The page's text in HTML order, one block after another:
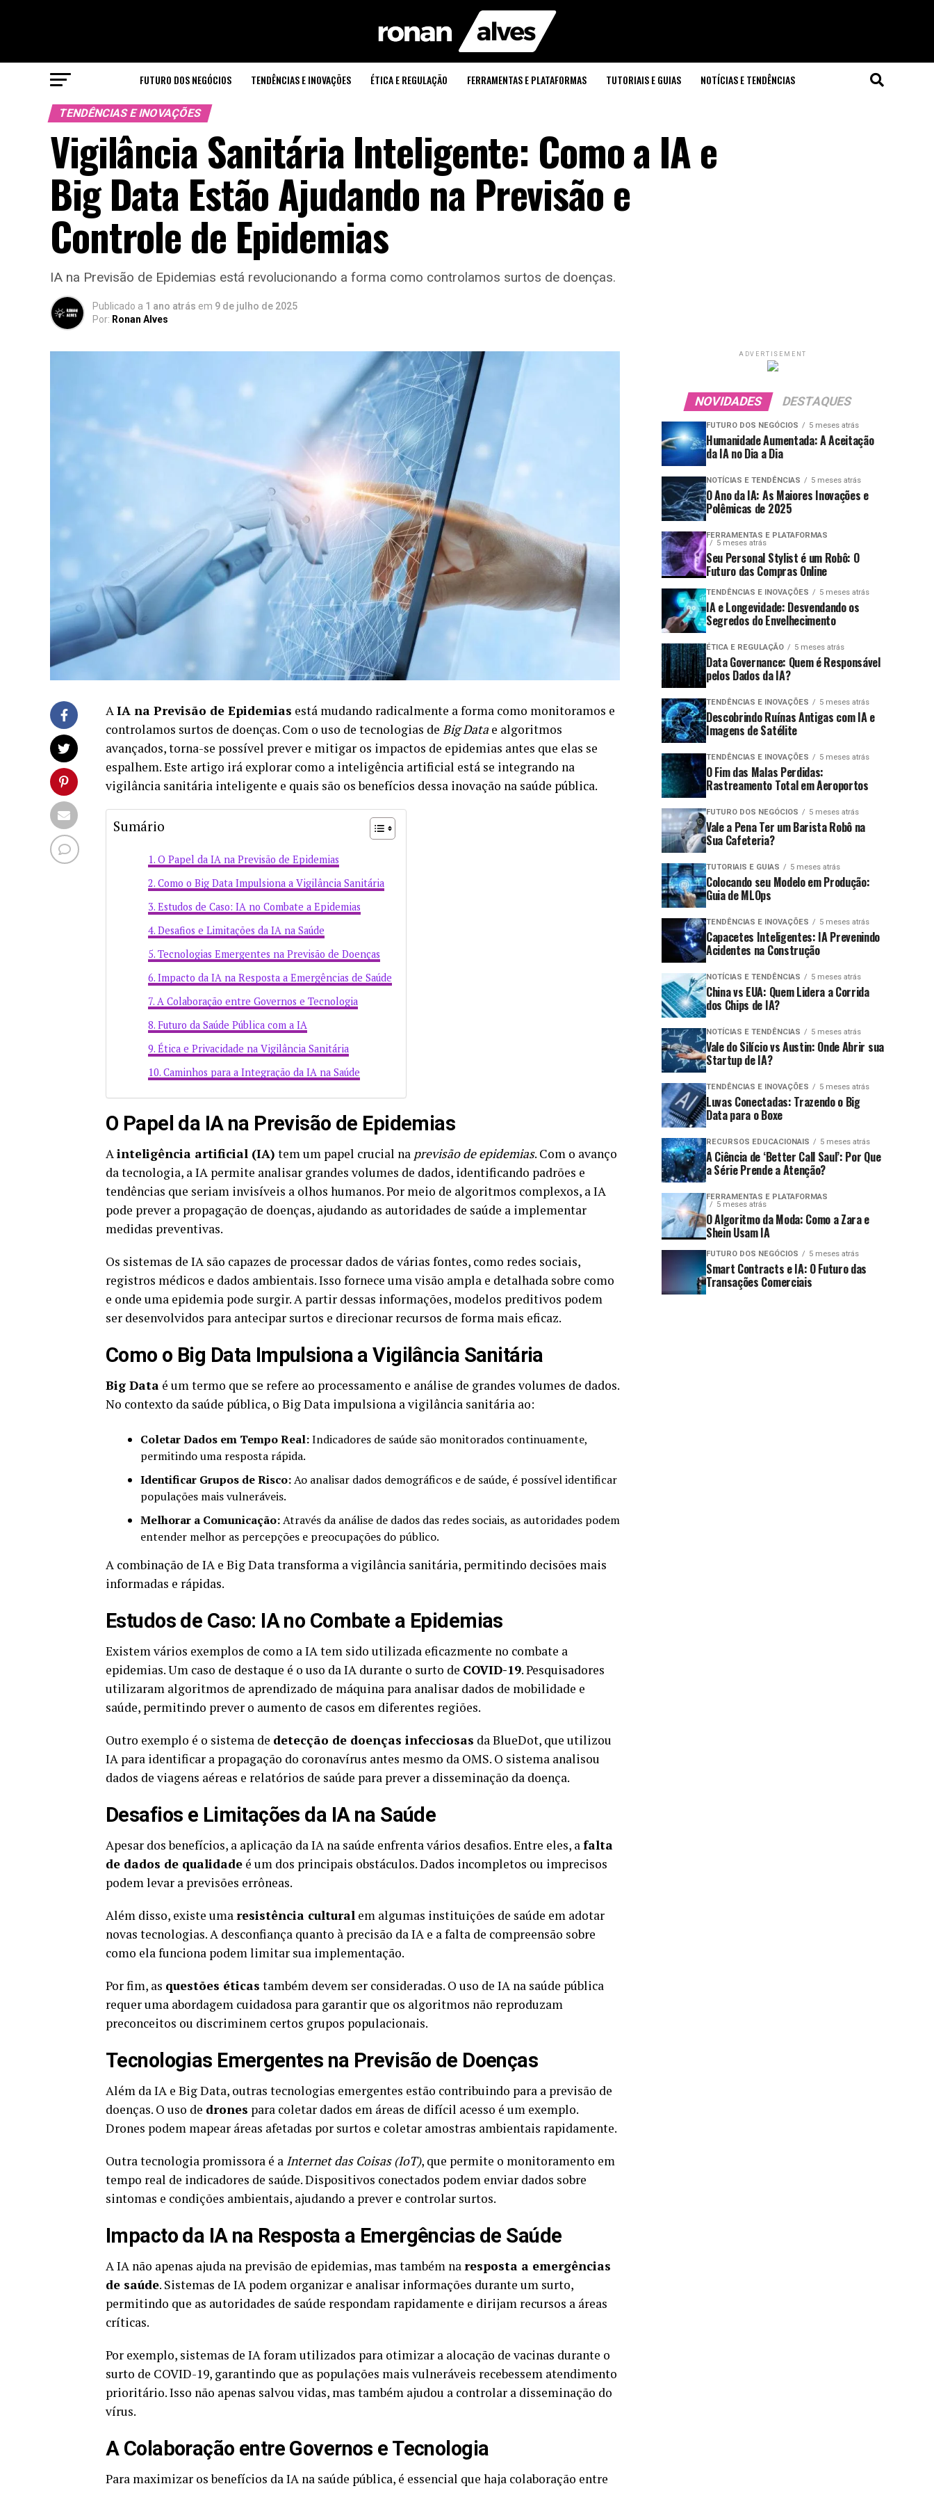
FUTURO DOS NEGÓCIOS TENDÊNCIAS E INOVAÇÕES ÉTICA E REGULAÇÃO FERRAMENTAS E PLATAFORMAS TUTORIAIS E GUIAS NOTÍCIAS E TENDÊNCIAS
TENDÊNCIAS E INOVAÇÕES
Vigilância Sanitária Inteligente: Como a IA e
Big Data Estão Ajudando na Previsão e
Controle de Epidemias
IA na Previsão de Epidemias está revolucionando a forma como controlamos surtos de doenças.
Publicado a 1 ano atrás em 9 de julho de 2025
Por: Ronan Alves
AIA na Previsão de Epidemias está mudando radicalmente a forma como monitoramos e
controlamos surtos de doenças. Com o uso de tecnologias de Big Data e algoritmos
avançados, torna-se possível prever e mitigar os impactos de epidemias antes que elas se
espalhem. Este artigo irá explorar como a inteligência artificial está se integrando na
vigilância sanitária inteligente e quais são os benefícios dessa inovação na saúde pública.
Sumário
O Papel da IA na Previsão de Epidemias
Como o Big Data Impulsiona a Vigilância Sanitária
Estudos de Caso: IA no Combate a Epidemias
Desafios e Limitações da IA na Saúde
Tecnologias Emergentes na Previsão de Doenças
Impacto da IA na Resposta a Emergências de Saúde
A Colaboração entre Governos e Tecnologia
Futuro da Saúde Pública com a IA
Ética e Privacidade na Vigilância Sanitária
Caminhos para a Integração da IA na Saúde
O Papel da IA na Previsão de Epidemias
Ainteligência artificial (IA) tem um papel crucial na previsão de epidemias. Com o avanço
da tecnologia, a IA permite analisar grandes volumes de dados, identificando padrões e
tendências que seriam invisíveis a olhos humanos. Por meio de algoritmos complexos, a IA
pode prever a propagação de doenças, ajudando as autoridades de saúde a implementar
medidas preventivas.
Os sistemas de IA são capazes de processar dados de várias fontes, como redes sociais,
registros médicos e dados ambientais. Isso fornece uma visão ampla e detalhada sobre como
e onde uma epidemia pode surgir. A partir dessas informações, modelos preditivos podem
ser desenvolvidos para antecipar surtos e direcionar recursos de forma mais eficaz.
Como o Big Data Impulsiona a Vigilância Sanitária
Big Data é um termo que se refere ao processamento e análise de grandes volumes de dados.
No contexto da saúde pública, o Big Data impulsiona a vigilância sanitária ao:
Coletar Dados em Tempo Real:Indicadores de saúde são monitorados continuamente,
permitindo uma resposta rápida.
Identificar Grupos de Risco:Ao analisar dados demográficos e de saúde, é possível identificar
populações mais vulneráveis.
Melhorar a Comunicação:Através da análise de dados das redes sociais, as autoridades podem
entender melhor as percepções e preocupações do público.
A combinação de IA e Big Data transforma a vigilância sanitária, permitindo decisões mais
informadas e rápidas.
Estudos de Caso: IA no Combate a Epidemias
Existem vários exemplos de como a IA tem sido utilizada eficazmente no combate a
epidemias. Um caso de destaque é o uso da IA durante o surto de COVID-19. Pesquisadores
utilizaram algoritmos de aprendizado de máquina para analisar dados de mobilidade e
saúde, permitindo prever o aumento de casos em diferentes regiões.
Outro exemplo é o sistema de detecção de doenças infecciosas da BlueDot, que utilizou
IA para identificar a propagação do coronavírus antes mesmo da OMS. O sistema analisou
dados de viagens aéreas e relatórios de saúde para prever a disseminação da doença.
Desafios e Limitações da IA na Saúde
Apesar dos benefícios, a aplicação da IA na saúde enfrenta vários desafios. Entre eles, afalta
de dados de qualidade é um dos principais obstáculos. Dados incompletos ou imprecisos
podem levar a previsões errôneas.
Além disso, existe umaresistência cultural em algumas instituições de saúde em adotar
novas tecnologias. A desconfiança quanto à precisão da IA e a falta de compreensão sobre
como ela funciona podem limitar sua implementação.
Por fim, as questões éticas também devem ser consideradas. O uso de IA na saúde pública
requer uma abordagem cuidadosa para garantir que os algoritmos não reproduzam
preconceitos ou discriminem certos grupos populacionais.
Tecnologias Emergentes na Previsão de Doenças
Além da IA e Big Data, outras tecnologias emergentes estão contribuindo para a previsão de
doenças. O uso de drones para coletar dados em áreas de difícil acesso é um exemplo.
Drones podem mapear áreas afetadas por surtos e coletar amostras ambientais rapidamente.
Outra tecnologia promissora é a Internet das Coisas (IoT), que permite o monitoramento em
tempo real de indicadores de saúde. Dispositivos conectados podem enviar dados sobre
sintomas e condições ambientais, ajudando a prever e controlar surtos.
Impacto da IA na Resposta a Emergências de Saúde
A IA não apenas ajuda na previsão de epidemias, mas também naresposta a emergências
de saúde. Sistemas de IA podem organizar e analisar informações durante um surto,
permitindo que as autoridades de saúde respondam rapidamente e dirijam recursos a áreas
críticas.
Por exemplo, sistemas de IA foram utilizados para otimizar a alocação de vacinas durante o
surto de COVID-19, garantindo que as populações mais vulneráveis recebessem atendimento
prioritário. Isso não apenas salvou vidas, mas também ajudou a controlar a disseminação do
vírus.
A Colaboração entre Governos e Tecnologia
Para maximizar os benefícios da IA na saúde pública, é essencial que haja colaboração entre
ADVERTISEMENT
NOVIDADES DESTAQUES
FUTURO DOS NEGÓCIOS 5 meses atrás
Humanidade Aumentada: A Aceitação
da IA no Dia a Dia
NOTÍCIAS E TENDÊNCIAS 5 meses atrás
O Ano da IA: As Maiores Inovações e
Polêmicas de 2025
FERRAMENTAS E PLATAFORMAS
5 meses atrás
Seu Personal Stylist é um Robô: O
Futuro das Compras Online
TENDÊNCIAS E INOVAÇÕES 5 meses atrás
IA e Longevidade: Desvendando os
Segredos do Envelhecimento
ÉTICA E REGULAÇÃO 5 meses atrás
Data Governance: Quem é Responsável
pelos Dados da IA?
TENDÊNCIAS E INOVAÇÕES 5 meses atrás
Descobrindo Ruínas Antigas com IA e
Imagens de Satélite
TENDÊNCIAS E INOVAÇÕES 5 meses atrás
O Fim das Malas Perdidas:
Rastreamento Total em Aeroportos
FUTURO DOS NEGÓCIOS 5 meses atrás
Vale a Pena Ter um Barista Robô na
Sua Cafeteria?
TUTORIAIS E GUIAS 5 meses atrás
Colocando seu Modelo em Produção:
Guia de MLOps
TENDÊNCIAS E INOVAÇÕES 5 meses atrás
Capacetes Inteligentes: IA Prevenindo
Acidentes na Construção
NOTÍCIAS E TENDÊNCIAS 5 meses atrás
China vs EUA: Quem Lidera a Corrida
dos Chips de IA?
NOTÍCIAS E TENDÊNCIAS 5 meses atrás
Vale do Silício vs Austin: Onde Abrir sua
Startup de IA?
TENDÊNCIAS E INOVAÇÕES 5 meses atrás
Luvas Conectadas: Trazendo o Big
Data para o Boxe
RECURSOS EDUCACIONAIS 5 meses atrás
A Ciência de ‘Better Call Saul’: Por Que
a Série Prende a Atenção?
FERRAMENTAS E PLATAFORMAS
5 meses atrás
O Algoritmo da Moda: Como a Zara e
Shein Usam IA
FUTURO DOS NEGÓCIOS 5 meses atrás
Smart Contracts e IA: O Futuro das
Transações Comerciais